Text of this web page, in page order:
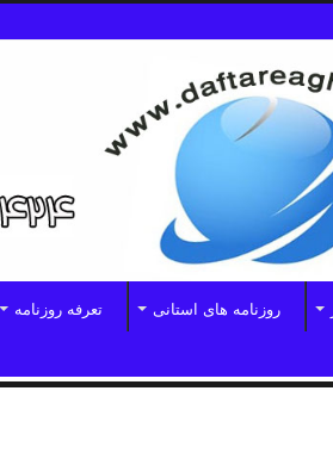
روزنامه های استانی تعرفه روزنامه